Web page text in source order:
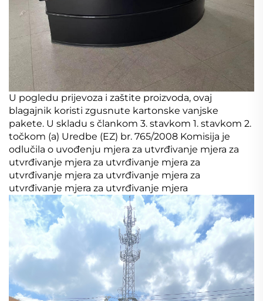
U pogledu prijevoza i zaštite proizvoda, ovaj
blagajnik koristi zgusnute kartonske vanjske
pakete. U skladu s člankom 3. stavkom 1. stavkom 2.
točkom (a) Uredbe (EZ) br. 765/2008 Komisija je
odlučila o uvođenju mjera za utvrđivanje mjera za
utvrđivanje mjera za utvrđivanje mjera za
utvrđivanje mjera za utvrđivanje mjera za
utvrđivanje mjera za utvrđivanje mjera